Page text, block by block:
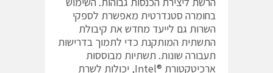
בחומרה סטנדרטית מאפשרת לספקי
השרות גם לייעד מחדש את קיבולת
התשתית המותקנת כדי לתמוך בדרישות
תעבורה שונות. תשתיות מבוססות
ארכיטקטורת ®Intel, יכולות לשרת